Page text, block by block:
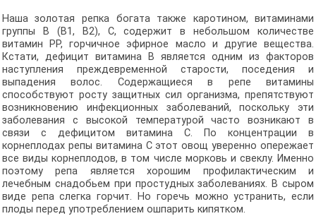
Наша золотая репка богата также каротином, витаминами
группы В (В1, В2), С, содержит в небольшом количестве
витамин РР, горчичное эфирное масло и другие вещества.
Кстати, дефицит витамина В является одним из факторов
наступления преждевременной старости, поседения и
выпадения волос. Содержащиеся в репе витамины
способствуют росту защитных сил организма, препятствуют
возникновению инфекционных заболеваний, поскольку эти
заболевания с высокой температурой часто возникают в
связи с дефицитом витамина С. По концентрации в
корнеплодах репы витамина С этот овощ уверенно опережает
все виды корнеплодов, в том числе морковь и свеклу. Именно
поэтому репа является хорошим профилактическим и
лечебным снадобьем при простудных заболеваниях. В сыром
виде репа слегка горчит. Но горечь можно устранить, если
плоды перед употреблением ошпарить кипятком.